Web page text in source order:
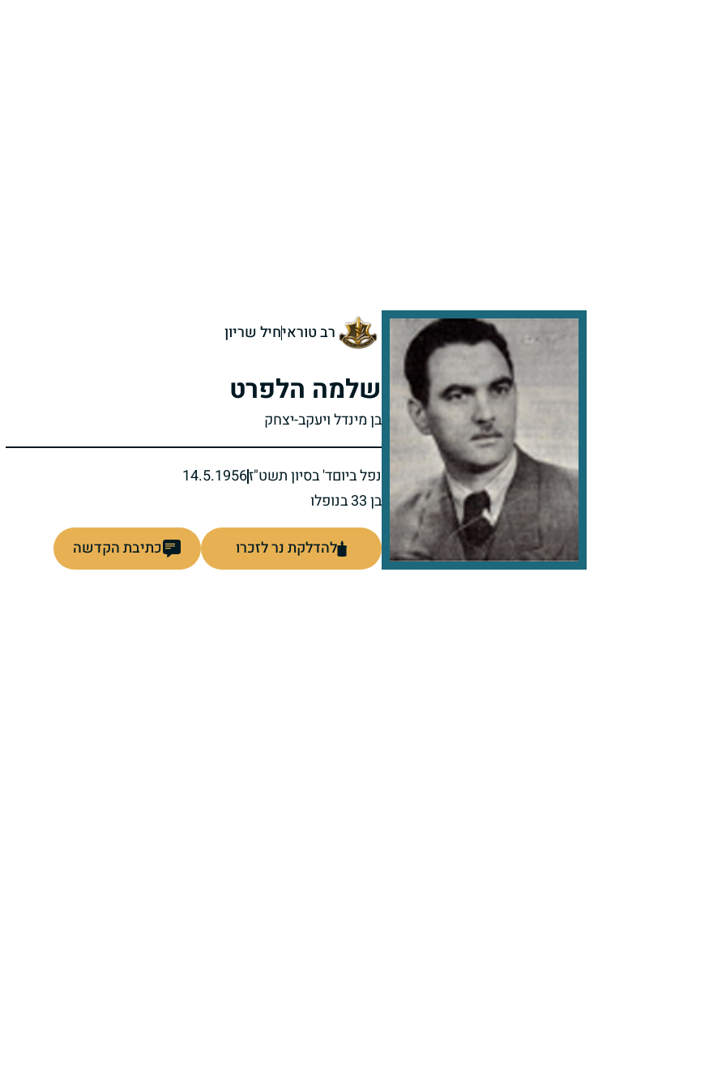
רב טוראיחיל שריון
שלמה הלפרט
בן מינדל ויעקב-יצחק
נפל ביוםד' בסיון תשט"ז14.5.1956
בן 33 בנופלו
להדלקת נר לזכרו כתיבת הקדשה